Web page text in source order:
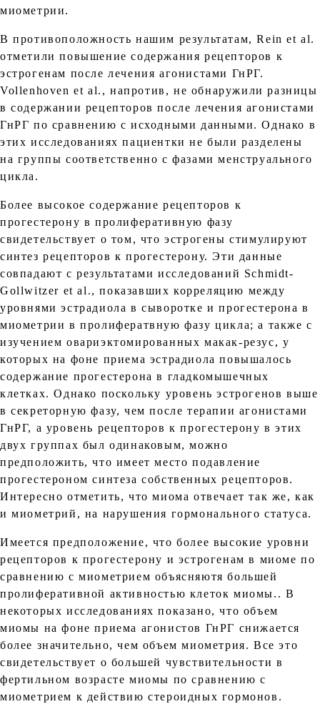
миометрии.
В противоположность нашим результатам, Rein et al.
отметили повышение содержания рецепторов к
эстрогенам после лечения агонистами ГнРГ.
Vollenhoven et al., напротив, не обнаружили разницы
в содержании рецепторов после лечения агонистами
ГнРГ по сравнению с исходными данными. Однако в
этих исследованиях пациентки не были разделены
на группы соответственно с фазами менструального
цикла.
Более высокое содержание рецепторов к
прогестерону в пролиферативную фазу
свидетельствует о том, что эстрогены стимулируют
синтез рецепторов к прогестерону. Эти данные
совпадают с результатами исследований Schmidt-
Gollwitzer et al., показавших корреляцию между
уровнями эстрадиола в сыворотке и прогестерона в
миометрии в пролифератвную фазу цикла; а также с
изучением овариэктомированных макак-резус, у
которых на фоне приема эстрадиола повышалось
содержание прогестерона в гладкомышечных
клетках. Однако поскольку уровень эстрогенов выше
в секреторную фазу, чем после терапии агонистами
ГнРГ, а уровень рецепторов к прогестерону в этих
двух группах был одинаковым, можно
предположить, что имеет место подавление
прогестероном синтеза собственных рецепторов.
Интересно отметить, что миома отвечает так же, как
и миометрий, на нарушения гормонального статуса.
Имеется предположение, что более высокие уровни
рецепторов к прогестерону и эстрогенам в миоме по
сравнению с миометрием объясняютя большей
пролиферативной активностью клеток миомы.. В
некоторых исследованиях показано, что объем
миомы на фоне приема агонистов ГнРГ снижается
более значительно, чем объем миометрия. Все это
свидетельствует о большей чувствительности в
фертильном возрасте миомы по сравнению с
миометрием к действию стероидных гормонов.